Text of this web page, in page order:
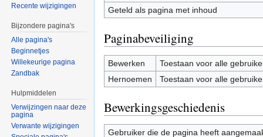
Geteld als pagina met inhoud
Paginabeveiliging
Bewerken
Toestaan voor alle
Hernoemen
Toestaan voor alle
Bewerkingsgeschiedenis
Gebruiker die de pagina heeft
Recente wijzigingen
Bijzondere pagina's
Alle pagina's
Beginnetjes
Willekeurige pagina
Zandbak
Hulpmiddelen
Verwijzingen naar deze
pagina
Verwante wijzigingen